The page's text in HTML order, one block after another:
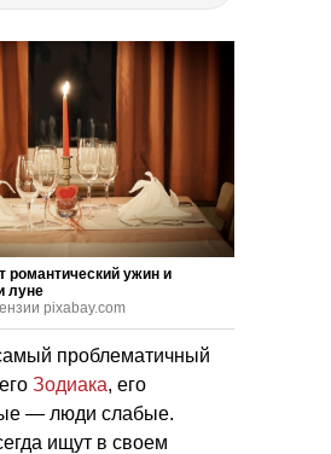
романтический ужин и
луне
pixabay.com
проблематичный
Зодиака, его
— люди слабые.
ищут в своем